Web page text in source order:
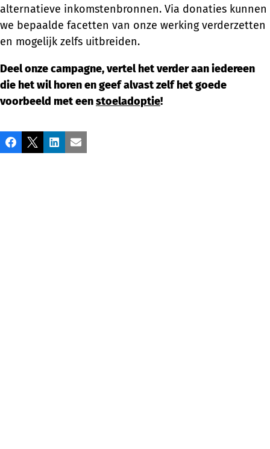
alternatieve inkomstenbronnen. Via donaties kunnen
we bepaalde facetten van onze werking verderzetten
en mogelijk zelfs uitbreiden.
Deel onze campagne, vertel het verder aan iedereen
die het wil horen en geef alvast zelf het goede
voorbeeld met eenstoeladoptie!
Share
this
Facebook
X LinkedInEmail